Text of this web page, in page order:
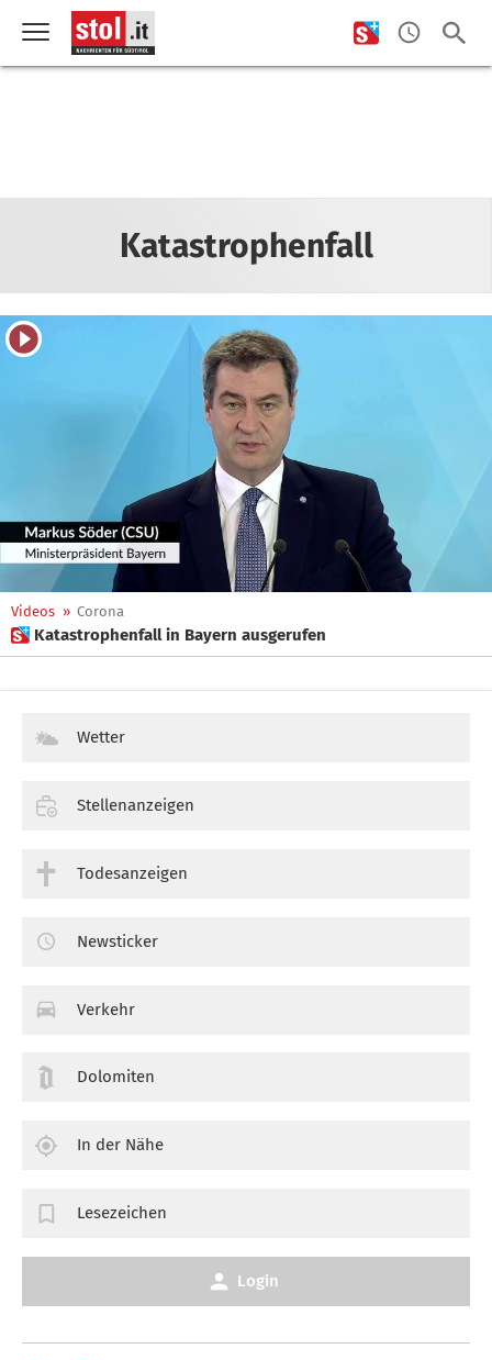
Katastrophenfall
Videos » Corona
 Katastrophenfall in Bayern ausgerufen
Wetter
Stellenanzeigen
Todesanzeigen
Newsticker
Verkehr
Dolomiten
In der Nähe
Lesezeichen
Login